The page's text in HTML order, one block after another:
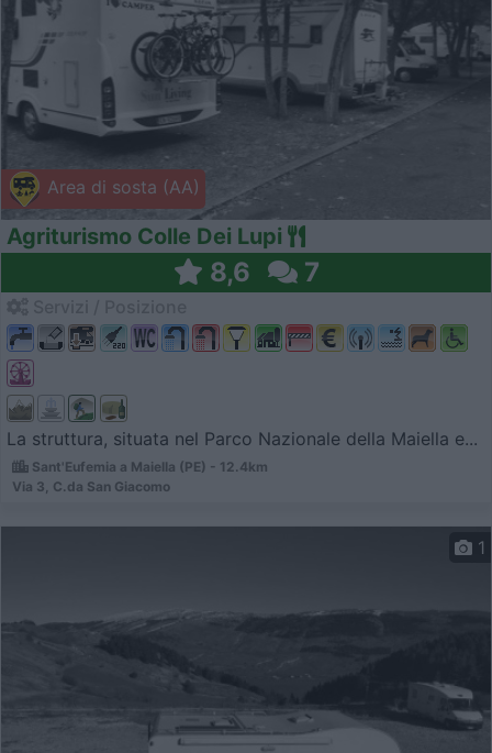
Area di sosta (AA)
Agriturismo Colle Dei Lupi
8,6 7
La struttura, situata nel Parco Nazionale della Maiella e...
Sant'Eufemia a Maiella (PE) - 12.4km
Via 3, C.da San Giacomo
1